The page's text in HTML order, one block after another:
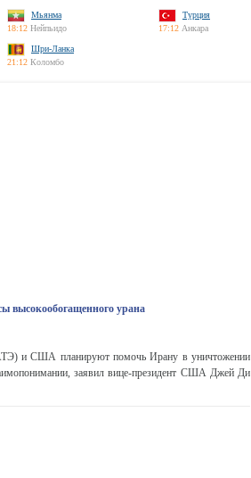
Мьянма
18:12 Нейпьидо
Турция
17:12 Анкара
Шри-Ланка
21:12 Коломбо
урана
и США планируют помочь Ирану в уничтожении
заявил вице-президент США Джей Ди